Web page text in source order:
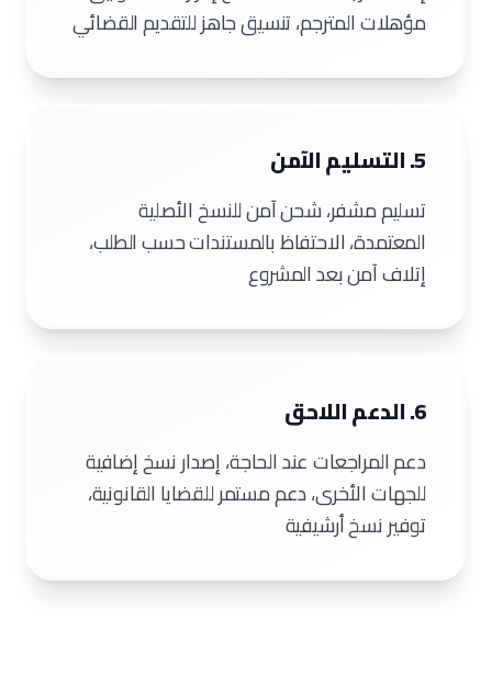
مؤهلات المترجم، تنسيق جاهز للتقديم القضائي
5. التسليم الآمن
تسليم مشفر، شحن آمن للنسخ الأصلية
المعتمدة، الاحتفاظ بالمستندات حسب الطلب،
إتلاف آمن بعد المشروع
6. الدعم اللاحق
دعم المراجعات عند الحاجة، إصدار نسخ إضافية
للجهات الأخرى، دعم مستمر للقضايا القانونية،
توفير نسخ أرشيفية